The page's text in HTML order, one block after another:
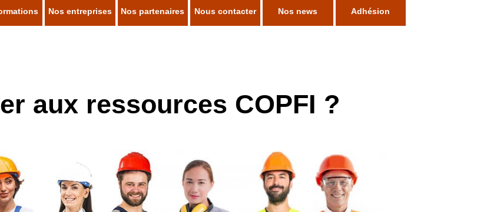
Nos entreprises Nos partenaires Nous contacter Nos news Adhésion
aux ressources COPFI ?